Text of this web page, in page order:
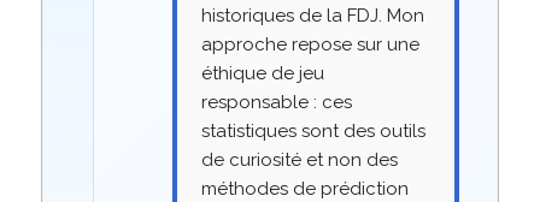
historiques de la FDJ. Mon
approche repose sur une
éthique de jeu
responsable : ces
statistiques sont des outils
de curiosité et non des
méthodes de prédiction